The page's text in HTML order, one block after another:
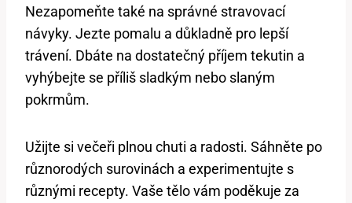
Nezapomeňte také na správné stravovací
návyky. Jezte pomalu a důkladně pro lepší
trávení. Dbáte na dostatečný příjem tekutin a
vyhýbejte se příliš sladkým nebo slaným
pokrmům.
Užijte si večeři plnou chuti a radosti. Sáhněte po
různorodých surovinách a experimentujte s
různými recepty. Vaše tělo vám poděkuje za